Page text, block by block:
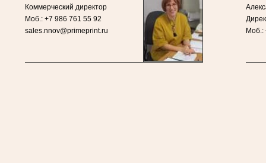
Коммерческий директор
Моб.: +7 986 761 55 92
sales.nnov@primeprint.ru
Моб.: